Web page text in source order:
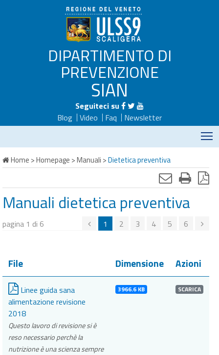
DIPARTIMENTO DI
PREVENZIONE
SIAN
Seguiteci su
Blog
Video Faq
Newsletter
Home >Homepage >Manuali >Dietetica preventiva
Manuali dietetica preventiva
pagina 1 di 6 1 2 3 4 5 6
File Dimensione Azioni
Linee guida sana
alimentazione revisione
2018
Questo lavoro di revisione si è
reso necessario perchè la
nutrizione è una scienza sempre
3966.6 KB SCARICA